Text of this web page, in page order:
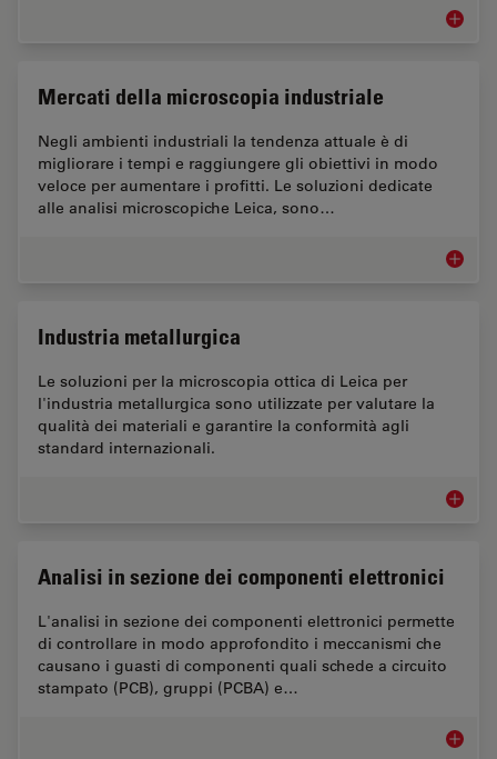
Pulizia
Mercati della microscopia industriale
Negli ambienti industriali la tendenza attuale è di
migliorare i tempi e raggiungere gli obiettivi in modo
veloce per aumentare i profitti. Le soluzioni dedicate
alle analisi microscopiche Leica, sono…
Industria metallurgica
Le soluzioni per la microscopia ottica di Leica per
l'industria metallurgica sono utilizzate per valutare la
qualità dei materiali e garantire la conformità agli
standard internazionali.
Analisi in sezione dei componenti elettronici
L'analisi in sezione dei componenti elettronici permette
di controllare in modo approfondito i meccanismi che
causano i guasti di componenti quali schede a circuito
stampato (PCB), gruppi (PCBA) e…
Analisi